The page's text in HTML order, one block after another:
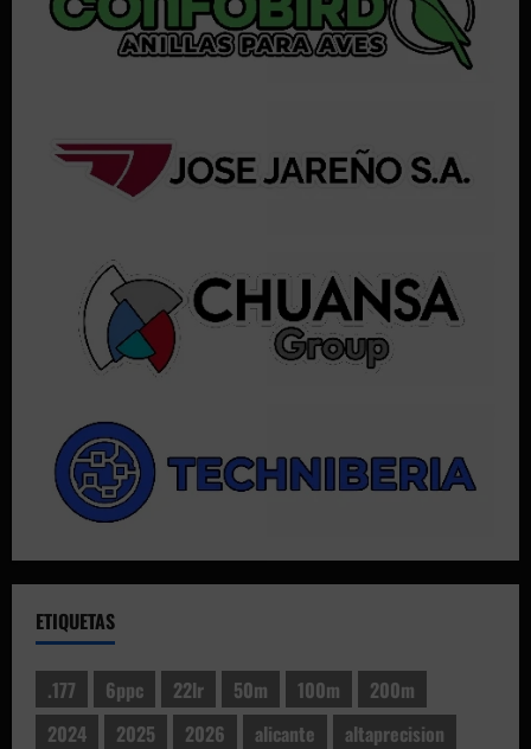
ETIQUETAS
.177 6ppc 22lr 50m 100m
200m
2024
2025 2026 alicante
altaprecision